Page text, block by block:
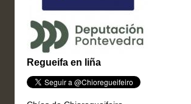
Regueifa en liña